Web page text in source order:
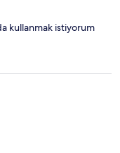
kullanmak istiyorum